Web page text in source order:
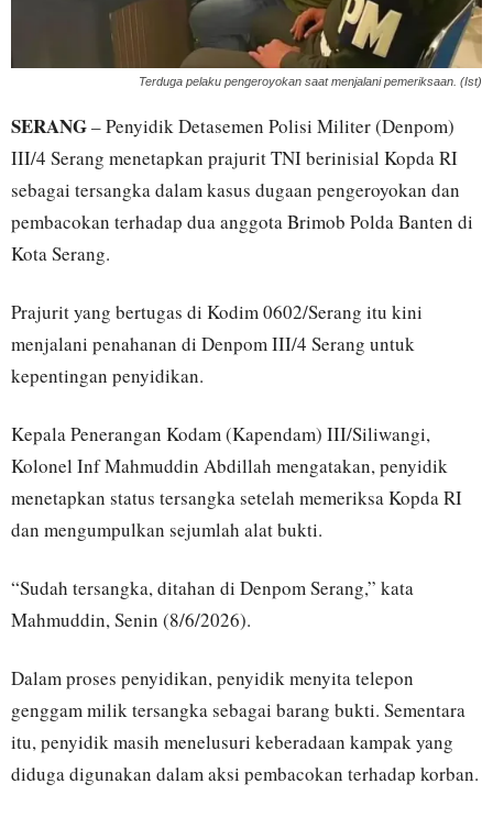
Terduga pelaku pengeroyokan saat menjalani pemeriksaan. (Ist)
SERANG– Penyidik Detasemen Polisi Militer (Denpom)
III/4 Serang menetapkan prajurit TNI berinisial Kopda RI
sebagai tersangka dalam kasus dugaan pengeroyokan dan
pembacokan terhadap dua anggota Brimob Polda Banten di
Kota Serang.
Prajurit yang bertugas di Kodim 0602/Serang itu kini
menjalani penahanan di Denpom III/4 Serang untuk
kepentingan penyidikan.
Kepala Penerangan Kodam (Kapendam) III/Siliwangi,
Kolonel Inf Mahmuddin Abdillah mengatakan, penyidik
menetapkan status tersangka setelah memeriksa Kopda RI
dan mengumpulkan sejumlah alat bukti.
“Sudah tersangka, ditahan di Denpom Serang,” kata
Mahmuddin, Senin (8/6/2026).
Dalam proses penyidikan, penyidik menyita telepon
genggam milik tersangka sebagai barang bukti. Sementara
itu, penyidik masih menelusuri keberadaan kampak yang
diduga digunakan dalam aksi pembacokan terhadap korban.